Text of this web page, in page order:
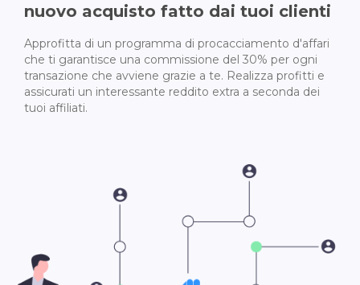
nuovo acquisto fatto dai tuoi clienti
Approfitta di un programma di procacciamento d'affari
che ti garantisce una commissione del 30% per ogni
transazione che avviene grazie a te. Realizza profitti e
assicurati un interessante reddito extra a seconda dei
tuoi affiliati.